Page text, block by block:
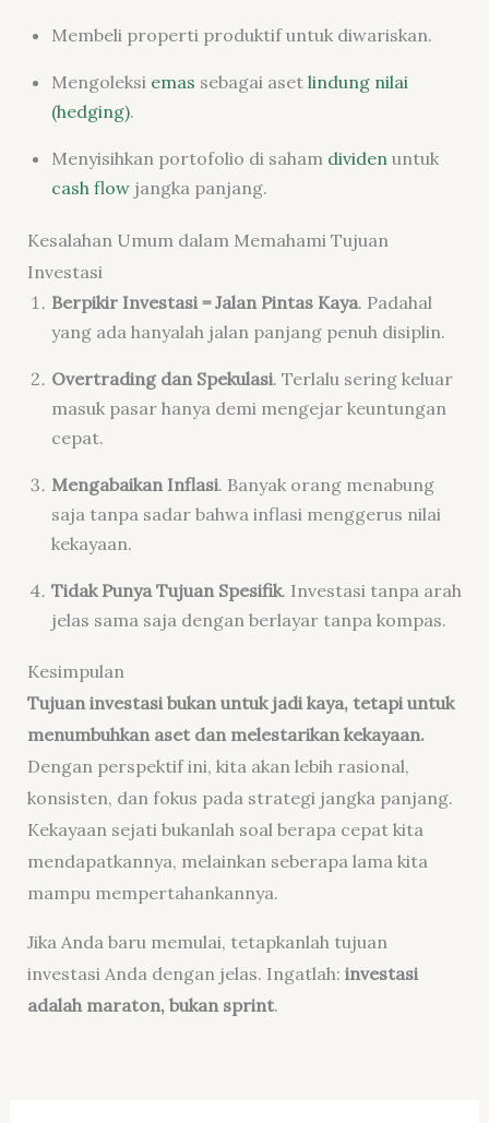
Membeli properti produktif untuk diwariskan.
Mengoleksi emas sebagai aset lindung nilai
(hedging).
Menyisihkan portofolio di saham dividenuntuk
cash flowjangka panjang.
Kesalahan Umum dalam Memahami Tujuan
Investasi
Berpikir Investasi = Jalan Pintas Kaya. Padahal
yang ada hanyalah jalan panjang penuh disiplin.
Overtrading dan Spekulasi. Terlalu sering keluar
masuk pasar hanya demi mengejar keuntungan
cepat.
Mengabaikan Inflasi. Banyak orang menabung
saja tanpa sadar bahwa inflasi menggerus nilai
kekayaan.
Tidak Punya Tujuan Spesifik. Investasi tanpa arah
jelas sama saja dengan berlayar tanpa kompas.
Kesimpulan
Tujuan investasi bukan untuk jadi kaya, tetapi untuk
menumbuhkan aset dan melestarikan kekayaan.
Dengan perspektif ini, kita akan lebih rasional,
konsisten, dan fokus pada strategi jangka panjang.
Kekayaan sejati bukanlah soal berapa cepat kita
mendapatkannya, melainkan seberapa lama kita
mampu mempertahankannya.
Jika Anda baru memulai, tetapkanlah tujuan
investasi Anda dengan jelas. Ingatlah: investasi
adalah maraton, bukan sprint.